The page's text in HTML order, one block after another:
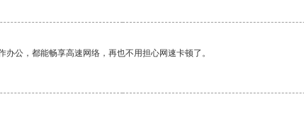
公，都能畅享高速网络，再也不用担心网速卡顿了。